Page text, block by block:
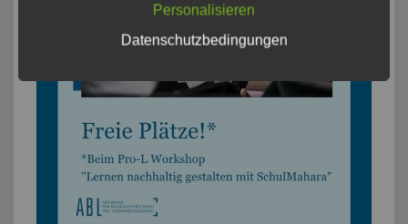
Personalisieren
Datenschutzbedingungen